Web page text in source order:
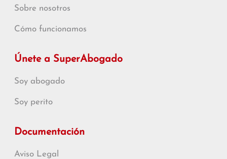
Sobre nosotros
Cómo funcionamos
Únete a SuperAbogado
Soy abogado
Soy perito
Documentación
Aviso Legal